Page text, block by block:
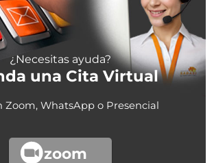
¿Necesitas ayuda?
una Cita Virtual
Zoom, WhatsApp o Presencial
zoom